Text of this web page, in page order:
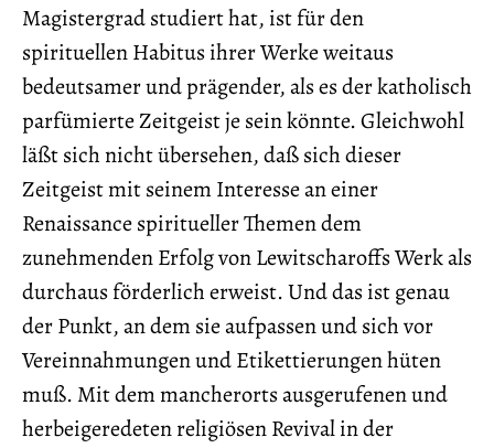
Magistergrad studiert hat, ist für den
spirituellen Habitus ihrer Werke weitaus
bedeutsamer und prägender, als es der katholisch
parfümierte Zeitgeist je sein könnte. Gleichwohl
läßt sich nicht übersehen, daß sich dieser
Zeitgeist mit seinem Interesse an einer
Renaissance spiritueller Themen dem
zunehmenden Erfolg von Lewitscharoffs Werk als
durchaus förderlich erweist. Und das ist genau
der Punkt, an dem sie aufpassen und sich vor
Vereinnahmungen und Etikettierungen hüten
muß. Mit dem mancherorts ausgerufenen und
herbeigeredeten religiösen Revival in der